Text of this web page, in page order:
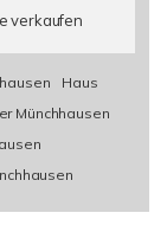
verkaufen
Haus
Münchhausen